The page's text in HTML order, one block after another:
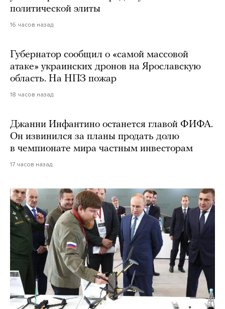
политической элиты
16 часов назад
Губернатор сообщил о «самой массовой
атаке» украинских дронов на Ярославскую
область. На НПЗ пожар
18 часов назад
Джанни Инфантино останется главой ФИФА.
Он извинился за планы продать долю
в чемпионате мира частным инвесторам
17 часов назад